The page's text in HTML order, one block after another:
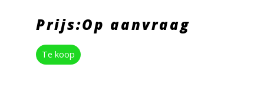
Prijs:Op aanvraag
Te koop